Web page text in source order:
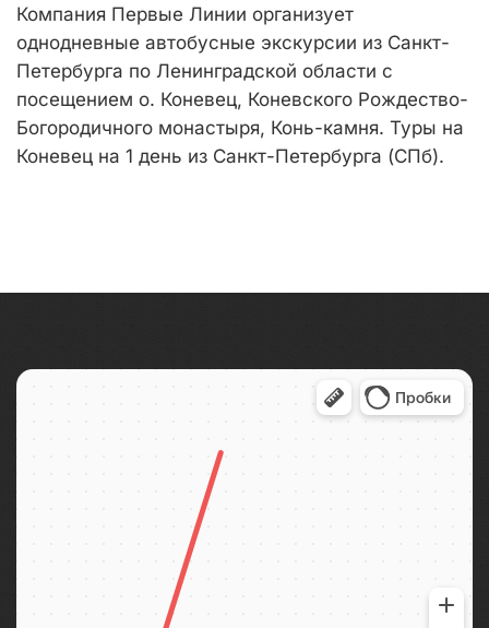
Компания Первые Линии организует
однодневные автобусные экскурсии из Санкт-
Петербурга по Ленинградской области с
посещением о. Коневец, Коневского Рождество-
Богородичного монастыря, Конь-камня. Туры на
Коневец на 1 день из Санкт-Петербурга (СПб).